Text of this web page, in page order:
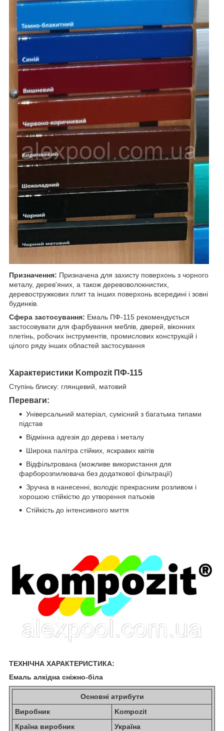
Призначення: Призначена для захисту поверхонь з чорного
металу, дерев'яних, а також деревоволокнистих,
деревостружкових плит та інших поверхонь всередині і зовні
будинків.
Сфера застосування: Емаль ПФ-115 рекомендується
застосовувати для фарбування меблів, дверей, віконних
плетінь, робочих інструментів, промислових конструкцій і
цілого ряду інших областей застосування
Характеристики Kompozit ПФ-115
Ступінь блиску: глянцевий, матовий
Переваги:
Універсальний матеріал, сумісний з багатьма типами
підстав
Відмінна адгезія до дерева і металу
Широка палітра стійких, яскравих квітів
Відфільтрована (можливе використання для
фарборозпилювача без додаткової фільтрації)
Зручна в нанесенні, володіє прекрасним розливом і
хорошою стійкістю до утворення патьоків
Стійкість до інтенсивного миття
ТЕХНІЧНА ХАРАКТЕРИСТИКА:
Емаль алкідна сніжно-біла
Основні атрибути
Виробник
Kompozit
Країна виробник
Україна